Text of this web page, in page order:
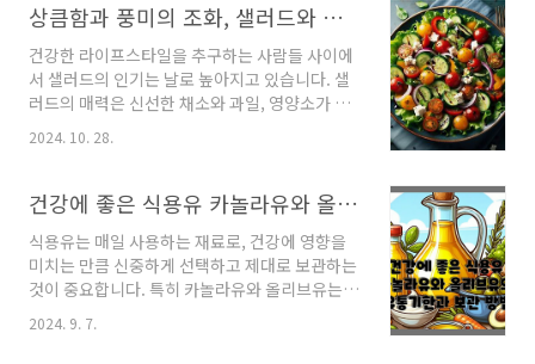
민 D가 풍부하여 뼈와 치아 건강을 유지하는 ..
화를 이루며, 조개탕, 바지락 찌개 등 다양한 요리
에 활용됩니다. 파와 조개는 각각의 독특한 영양
소와 풍미를 자랑하며, 함께 요리했을 때 놀라운
시너지 효과를 발휘합니다. 이 두 식재료는 건강
을 유지하고 면역력을 높이는 데 탁월한 도움을
줄 뿐만 아니라, 조화로운 맛과 풍부한 향을 제공
요리 등에서 훌륭한 궁합을 이루며 다양한..
상큼함과 풍미의 조화, 샐러드와 발사믹소스의 음식궁합
건강한 라이프스타일을 추구하는 사람들 사이에
서 샐러드의 인기는 날로 높아지고 있습니다. 샐
러드의 매력은 신선한 채소와 과일, 영양소가 풍
부한 재료들을 한 접시로 섭취할 수 있다는 점인
데요. 그중에서도 드레싱에 따라 샐러드의 맛과
스는 독특한 단맛과 산미가 조화를 이루며, 다양
한 재료와 잘 어우러지기 때문에 많은 이들이 애
정하는 드레싱입니다. 이 글에서는 발사믹소스와
샐러드가 어우러질 때 얼마나 놀라운 맛을 선사
하는지, 어떤 재료와 궁합이 좋은지에 대한 경험
담과 실용적인 팁을 공유합니다. 집에서도 간편
2024. 10. 28.
건강에 좋은 식용유 카놀라유와 올리브유의 유통기한과 보관 방법
식용유는 매일 사용하는 재료로, 건강에 영향을
미치는 만큼 신중하게 선택하고 제대로 보관하는
것이 중요합니다. 특히 카놀라유와 올리브유는
은 사람들에게 사랑받고 있습니다. 하지만 시간
2024. 9. 7.